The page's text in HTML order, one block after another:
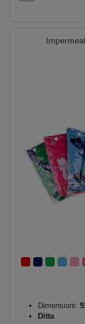
Dimensioni:
Ditta